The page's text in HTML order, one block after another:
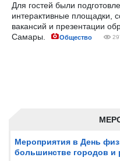
Мероприятия в День
большинстве городов и
Для гостей были
интерактивные площадки,
вакансий и презентации
Самары.
Общество